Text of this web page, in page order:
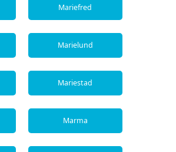
Mariefred
Marielund
Mariestad
Marma